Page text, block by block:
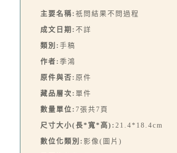
主要名稱: 祇問結果不問過程
成文日期: 不詳
類別: 手稿
作者: 季鴻
原件與否: 原件
藏品層次: 單件
數量單位: 7張共7頁
尺寸大小(長*寬*高): 21.4*18.4cm
數位化類別: 影像(圖片)